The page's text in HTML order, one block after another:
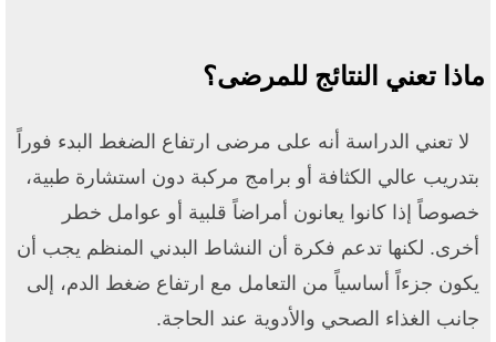
ماذا تعني النتائج للمرضى؟
لا تعني الدراسة أنه على مرضى ارتفاع الضغط البدء فوراً
بتدريب عالي الكثافة أو برامج مركبة دون استشارة طبية،
خصوصاً إذا كانوا يعانون أمراضاً قلبية أو عوامل خطر
أخرى. لكنها تدعم فكرة أن النشاط البدني المنظم يجب أن
يكون جزءاً أساسياً من التعامل مع ارتفاع ضغط الدم، إلى
جانب الغذاء الصحي والأدوية عند الحاجة.